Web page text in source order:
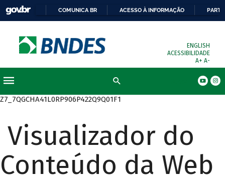
COMUNICA BR ACESSO À INFORMAÇÃO
ENGLISH
ACESSIBILIDADE
A+ A-
Z7_7QGCHA41L0RP906P422Q9Q01F1
Visualizador do
Conteúdo da Web